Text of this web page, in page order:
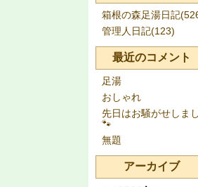
箱根の森足湯日記
管理人日記(123)
最近のコメント
足湯
おしゃれ
先日はお騒がせしま
🐾
無題
アーカイブ